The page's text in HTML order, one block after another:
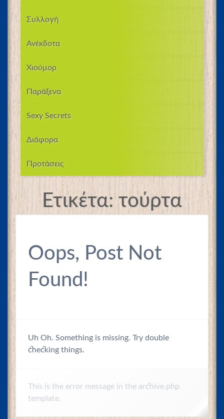
Συλλογή
Ανέκδοτα
Χιούμορ
Παράξενα
Sexy Secrets
Διάφορα
Προτάσεις
Ετικέτα:τούρτα
Oops, Post Not
Found!
Uh Oh. Something is missing. Try double
checking things.
This is the error message in the archive.php
template.